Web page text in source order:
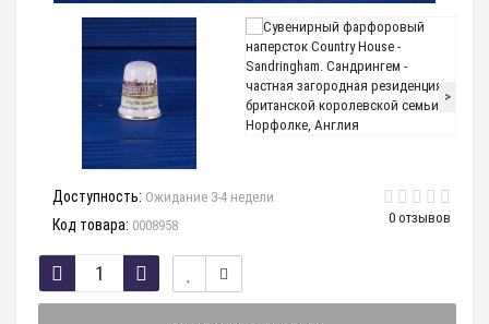
>
0 отзывов
Доступность: Ожидание 3-4 недели
Код товара: 0008958